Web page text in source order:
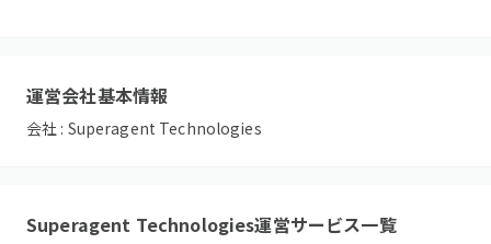
運営会社基本情報
会社 : Superagent Technologies
Superagent Technologies運営サービス一覧